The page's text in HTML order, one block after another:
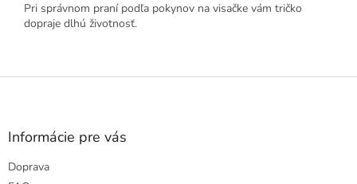
Pri správnom praní podľa pokynov na visačke vám tričko
dopraje dlhú životnosť.
Z
Informácie pre vás
Doprava